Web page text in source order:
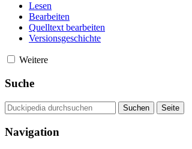
Lesen
Bearbeiten
Quelltext bearbeiten
Versionsgeschichte
Weitere
Suche
Navigation